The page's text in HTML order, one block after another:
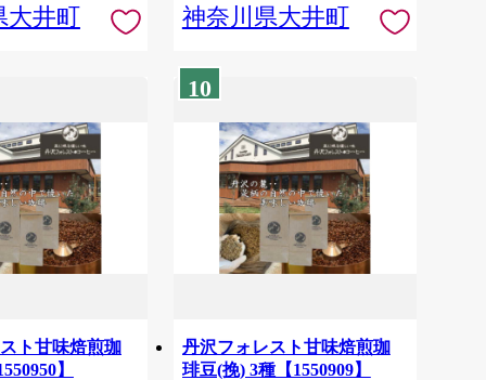
大井町
神奈川県大井町
ト甘味焙煎珈
】
10
丹沢フォレスト甘味焙煎珈
琲豆(挽) 3種【1550909】